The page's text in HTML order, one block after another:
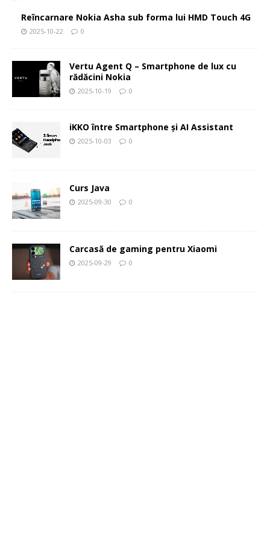
Reîncarnare Nokia Asha sub forma lui HMD Touch 4G
2025-10-22 0
Vertu Agent Q – Smartphone de lux cu
rădăcini Nokia
2025-10-19 0
iKKO între Smartphone și AI Assistant
2025-10-03 0
Curs Java
2025-09-30 0
Carcasă de gaming pentru Xiaomi
2025-09-29 0